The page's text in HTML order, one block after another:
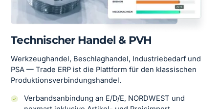
Technischer Handel & PVH
Werkzeughandel, Beschlaghandel, Industriebedarf und
PSA — Trade ERP ist die Plattform für den klassischen
Produktionsverbindungshandel.
Verbandsanbindung an E/D/E, NORDWEST und